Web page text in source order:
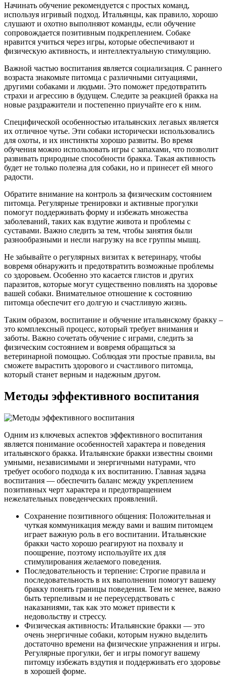
Начинать обучение рекомендуется с простых команд,
используя игривый подход. Итальянцы, как правило, хорошо
слушают и охотно выполняют команды, если обучение
сопровождается позитивным подкреплением. Собаке
нравится учиться через игры, которые обеспечивают и
физическую активность, и интеллектуальную стимуляцию.
Важной частью воспитания является социализация. С раннего
возраста знакомьте питомца с различными ситуациями,
другими собаками и людьми. Это поможет предотвратить
страхи и агрессию в будущем. Следите за реакцией бракка на
новые раздражители и постепенно приучайте его к ним.
Специфической особенностью итальянских легавых является
их отличное чутье. Эти собаки исторически использовались
для охоты, и их инстинкты хорошо развиты. Во время
обучения можно использовать игры с запахами, что позволит
развивать природные способности бракка. Такая активность
будет не только полезна для собаки, но и принесет ей много
радости.
Обратите внимание на контроль за физическим состоянием
питомца. Регулярные тренировки и активные прогулки
помогут поддерживать форму и избежать множества
заболеваний, таких как вздутие живота и проблемы с
суставами. Важно следить за тем, чтобы занятия были
разнообразными и несли нагрузку на все группы мышц.
Не забывайте о регулярных визитах к ветеринару, чтобы
вовремя обнаружить и предотвратить возможные проблемы
со здоровьем. Особенно это касается глистов и других
паразитов, которые могут существенно повлиять на здоровье
вашей собаки. Внимательное отношение к состоянию
питомца обеспечит его долгую и счастливую жизнь.
Таким образом, воспитание и обучение итальянскому бракку –
это комплексный процесс, который требует внимания и
заботы. Важно сочетать обучение с играми, следить за
физическим состоянием и вовремя обращаться за
ветеринарной помощью. Соблюдая эти простые правила, вы
сможете вырастить здорового и счастливого питомца,
который станет верным и надежным другом.
Методы эффективного воспитания
Одним из ключевых аспектов эффективного воспитания
является понимание особенностей характера и поведения
итальянского бракка. Итальянские бракки известны своими
умными, независимыми и энергичными натурами, что
требует особого подхода к их воспитанию. Главная задача
воспитания — обеспечить баланс между укреплением
позитивных черт характера и предотвращением
нежелательных поведенческих проявлений.
Сохранение позитивного общения: Положительная и
чуткая коммуникация между вами и вашим питомцем
играет важную роль в его воспитании. Итальянские
бракки часто хорошо реагируют на похвалу и
поощрение, поэтому используйте их для
стимулирования желаемого поведения.
Последовательность и терпение: Строгие правила и
последовательность в их выполнении помогут вашему
бракку понять границы поведения. Тем не менее, важно
быть терпеливым и не переусердствовать с
наказаниями, так как это может привести к
недовольству и стрессу.
Физическая активность: Итальянские бракки — это
очень энергичные собаки, которым нужно выделить
достаточно времени на физические упражнения и игры.
Регулярные прогулки, бег и игры помогут вашему
питомцу избежать вздутия и поддерживать его здоровье
в хорошей форме.